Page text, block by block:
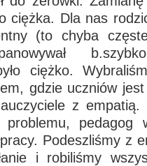
ciężka. Dla nas
(to chyba
ciężko.
gdzie uczniów
z empatią.
pedagog
Podeszliśmy z
i robiliśmy